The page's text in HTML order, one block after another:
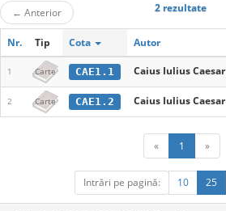
← Anterior 2 rezultate
Nr. Tip Cota Autor
1 Carte CAE1.1 Caius Iulius Caesar
2 Carte CAE1.2 Caius Iulius Caesar
« 1 »
Intrări pe pagină: 10 25